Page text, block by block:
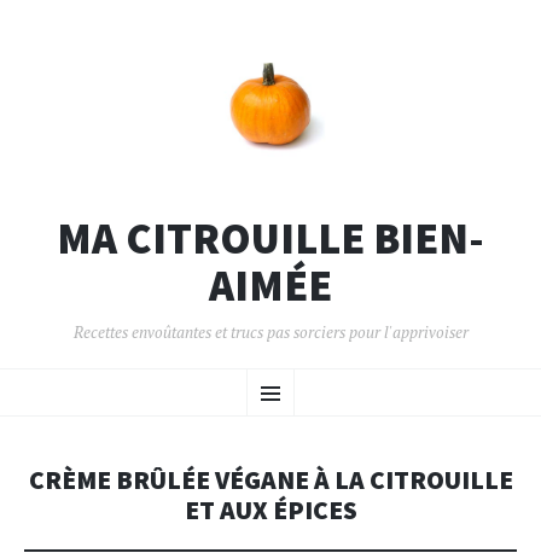
MA CITROUILLE BIEN-
AIMÉE
Recettes envoûtantes et trucs pas sorciers pour l'apprivoiser
CRÈME BRÛLÉE VÉGANE À LA CITROUILLE
ET AUX ÉPICES